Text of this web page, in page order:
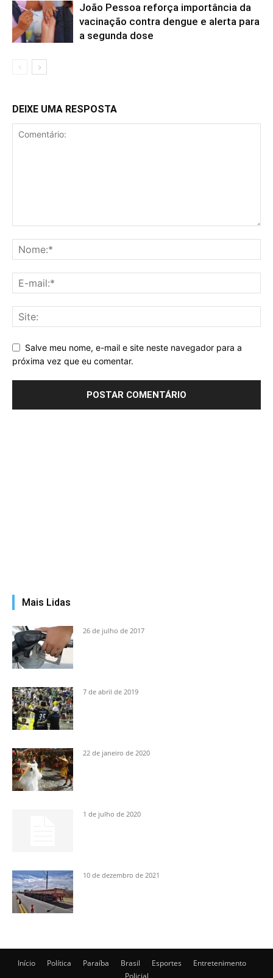
João Pessoa reforça importância da
vacinação contra dengue e alerta para
a segunda dose
DEIXE UMA RESPOSTA
Salve meu nome, e-mail e site neste navegador para a
próxima vez que eu comentar.
Mais Lidas
26 de julho de 2017
7 de abril de 2019
22 de janeiro de 2020
1 de julho de 2020
10 de dezembro de 2021
Início Política Paraíba Brasil Esportes
Entretenimento